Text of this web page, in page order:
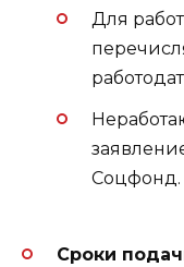
Для
Соцфонд.
Сроки